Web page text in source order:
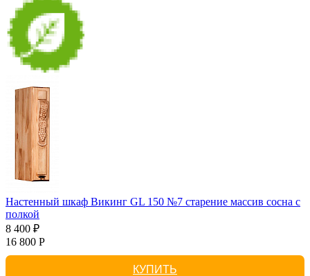
Настенный шкаф Викинг GL 150 №7 старение массив сосна с
полкой
8 400 ₽
16 800 Р
КУПИТЬ